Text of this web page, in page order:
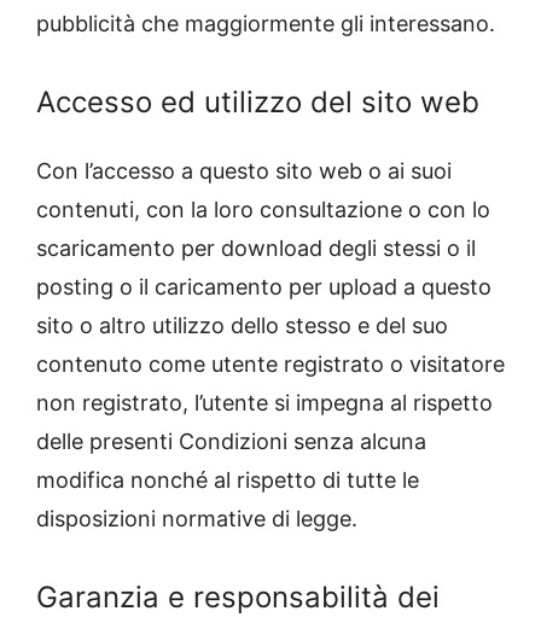
pubblicità che maggiormente gli interessano.
Accesso ed utilizzo del sito web
Con l’accesso a questo sito web o ai suoi
contenuti, con la loro consultazione o con lo
scaricamento per download degli stessi o il
posting o il caricamento per upload a questo
sito o altro utilizzo dello stesso e del suo
contenuto come utente registrato o visitatore
non registrato, l’utente si impegna al rispetto
delle presenti Condizioni senza alcuna
modifica nonché al rispetto di tutte le
disposizioni normative di legge.
Garanzia e responsabilità dei